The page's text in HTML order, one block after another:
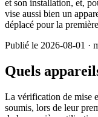
et son installation, et,
vise aussi bien un
déplacé pour la
Publié le 2026-08-01 ·
Quels
La vérification de mise
soumis, lors de leur